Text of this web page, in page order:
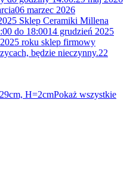
06 marzec 2026
Sklep Ceramiki Millena
do 18:0014 grudzień 2025
roku sklep firmowy
będzie nieczynny.22
H=2cmPokaż wszystkie